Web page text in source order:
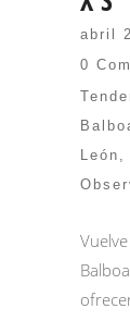
abril
0
León ,